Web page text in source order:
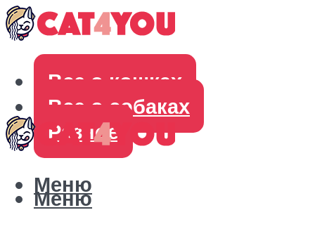
Все о кошках
Все о собаках
Разное
Меню
Меню